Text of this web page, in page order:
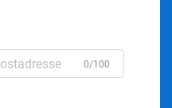
0/100